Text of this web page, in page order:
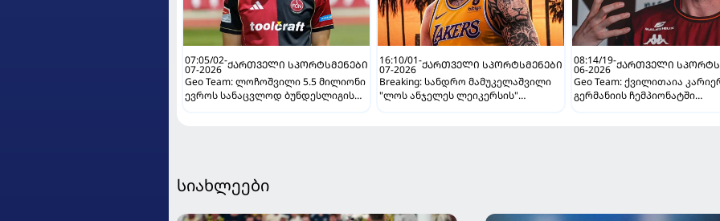
07:05/02-
07-2026 ᲥᲐᲠᲗᲕᲔᲚᲘ ᲡᲞᲝᲠᲢᲡᲛᲔᲜᲔᲑᲘ
Geo Team: ლოჩოშვილი 5.5 მილიონი
ევროს სანაცვლოდ ბუნდესლიგის
16:10/01-
07-2026 ᲥᲐᲠᲗᲕᲔᲚᲘ ᲡᲞᲝᲠᲢᲡᲛᲔᲜᲔᲑᲘ
Breaking: სანდრო მამუკელაშვილი
"ლოს ანჯელეს ლეიკერსის"
08:14/19-
06-2026 ᲥᲐᲠᲗᲕᲔᲚᲘ
Geo Team: ქვილითაია
გერმანიის ჩემპიონატში
სიახლეები